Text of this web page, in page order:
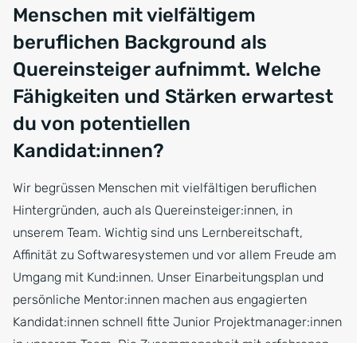
Menschen mit vielfältigem
beruflichen Background als
Quereinsteiger aufnimmt. Welche
Fähigkeiten und Stärken erwartest
du von potentiellen
Kandidat:innen?
Wir begrüssen Menschen mit vielfältigen beruflichen
Hintergründen, auch als Quereinsteiger:innen, in
unserem Team. Wichtig sind uns Lernbereitschaft,
Affinität zu Softwaresystemen und vor allem Freude am
Umgang mit Kund:innen. Unser Einarbeitungsplan und
persönliche Mentor:innen machen aus engagierten
Kandidat:innen schnell fitte Junior Projektmanager:innen